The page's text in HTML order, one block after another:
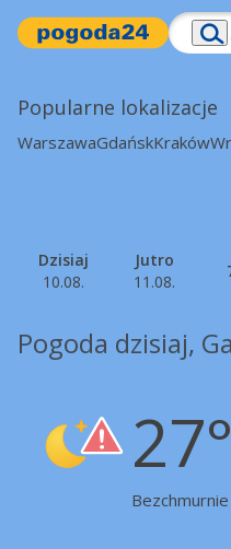
Popularne lokalizacje
WarszawaGdańskKraków
Dzisiaj
10.08.
Jutro
11.08.
Pogoda dzisiaj,
27°
Bezchmurnie